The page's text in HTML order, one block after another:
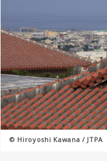
© Hiroyoshi Kawana / JTPA